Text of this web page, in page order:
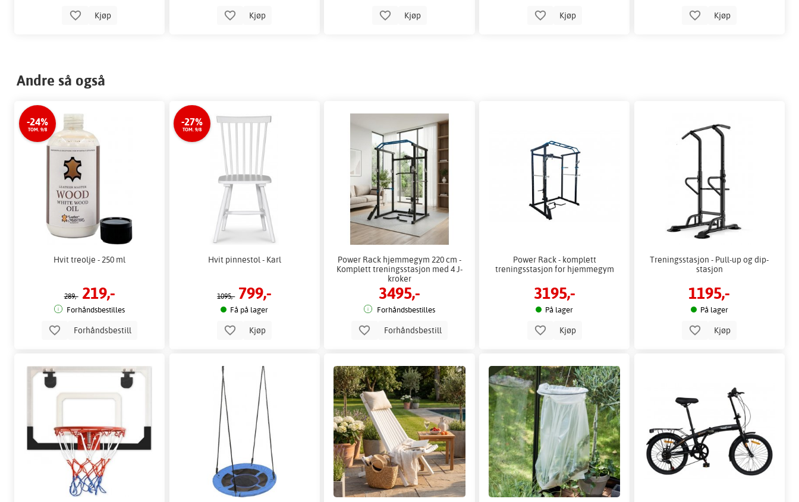
Kjøp Kjøp Kjøp Kjøp Kjøp
Andre så også
-24%
TOM. 9/8
Hvit treolje - 250 ml
289,- 219,-
Forhåndsbestilles
Forhåndsbestill
-27%
TOM. 9/8
Hvit pinnestol - Karl
1095,- 799,-
Få på lager
Kjøp
Power Rack hjemmegym 220 cm -
Komplett treningsstasjon med 4 J-
kroker
3495,-
Forhåndsbestilles
Forhåndsbestill
Power Rack - komplett
treningsstasjon for hjemmegym
3195,-
På lager
Kjøp
Treningsstasjon - Pull-up og dip-
stasjon
1195,-
På lager
Kjøp